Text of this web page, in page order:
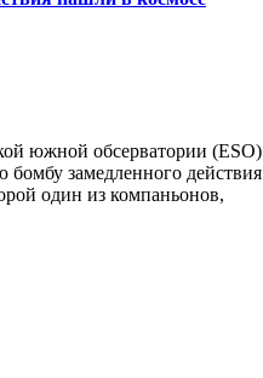
южной обсерватории (ESO)
замедленного действия
один из компаньонов,